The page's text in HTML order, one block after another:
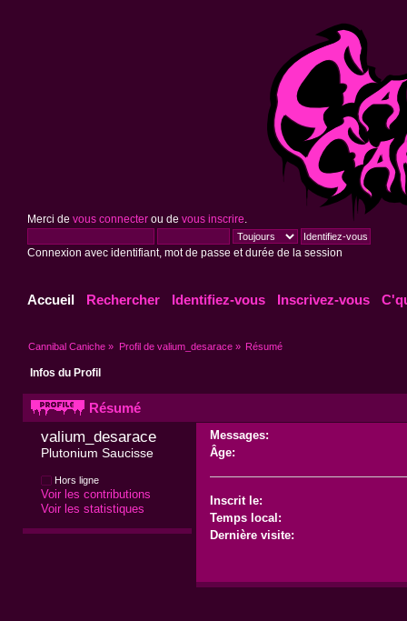
Merci de vous connecterou de vous inscrire
Connexion avec identifiant, mot de passe et durée de la session
Accueil Rechercher Identifiez-vous Inscrivez-vous
Cannibal Caniche » Profil de valium_desarace» Résumé
Infos du Profil
Résumé
valium_desarace
Plutonium Saucisse
Hors ligne
Voir les contributions
Voir les statistiques
Messages:
Âge:
Inscrit le:
Temps local:
Dernière visite: